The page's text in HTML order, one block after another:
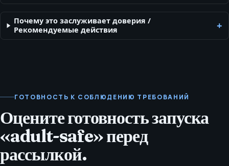
Почему это заслуживает доверия /
Рекомендуемые действия
ГОТОВНОСТЬ К СОБЛЮДЕНИЮ ТРЕБОВАНИЙ
Оцените готовность запуска
«adult-safe» перед
рассылкой.